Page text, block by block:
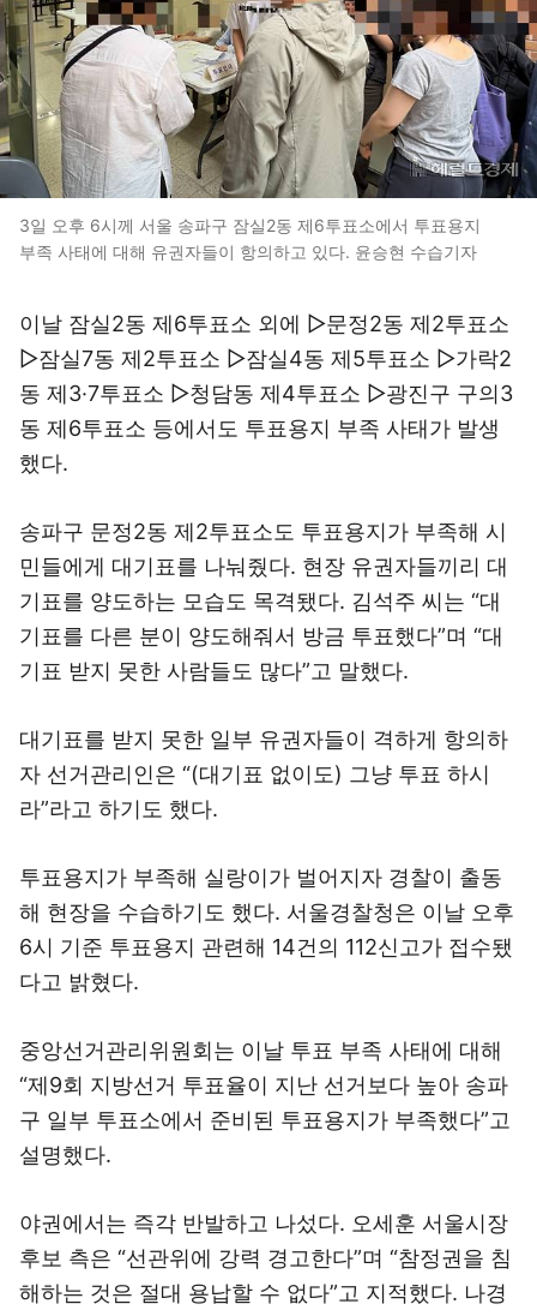
3일 오후 6시께 서울 송파구 잠실2동 제6투표소에서 투표용지
부족 사태에 대해 유권자들이 항의하고 있다. 윤승현 수습기자
이날 잠실2동 제6투표소 외에 ▷문정2동 제2투표소
▷잠실7동 제2투표소 ▷잠실4동 제5투표소 ▷가락2
동 제3·7투표소 ▷청담동 제4투표소 ▷광진구 구의3
동 제6투표소 등에서도 투표용지 부족 사태가 발생
했다.
송파구 문정2동 제2투표소도 투표용지가 부족해 시
민들에게 대기표를 나눠줬다. 현장 유권자들끼리 대
기표를 양도하는 모습도 목격됐다. 김석주 씨는 “대
기표를 다른 분이 양도해줘서 방금 투표했다”며 “대
기표 받지 못한 사람들도 많다”고 말했다.
대기표를 받지 못한 일부 유권자들이 격하게 항의하
자 선거관리인은 “(대기표 없이도) 그냥 투표 하시
라”라고 하기도 했다.
투표용지가 부족해 실랑이가 벌어지자 경찰이 출동
해 현장을 수습하기도 했다. 서울경찰청은 이날 오후
6시 기준 투표용지 관련해 14건의 112신고가 접수됐
다고 밝혔다.
중앙선거관리위원회는 이날 투표 부족 사태에 대해
“제9회 지방선거 투표율이 지난 선거보다 높아 송파
구 일부 투표소에서 준비된 투표용지가 부족했다”고
설명했다.
야권에서는 즉각 반발하고 나섰다. 오세훈 서울시장
후보 측은 “선관위에 강력 경고한다”며 “참정권을 침
해하는 것은 절대 용납할 수 없다”고 지적했다. 나경